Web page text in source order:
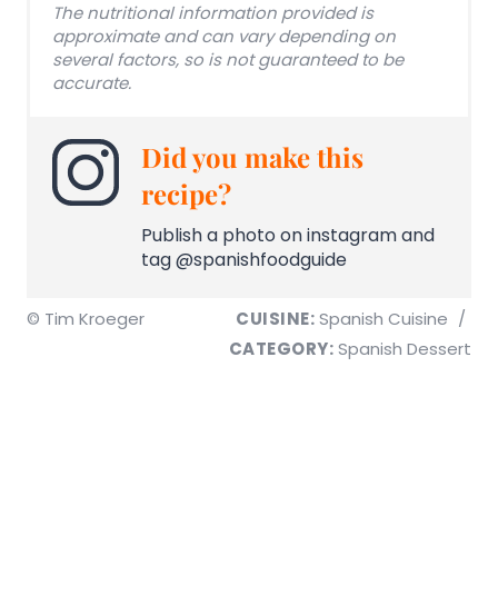
The nutritional information provided is
approximate and can vary depending on
several factors, so is not guaranteed to be
accurate.
Did you make this
recipe?
Publish a photo on instagram and
tag @spanishfoodguide
© Tim Kroeger CUISINE:Spanish Cuisine /
CATEGORY:Spanish Dessert